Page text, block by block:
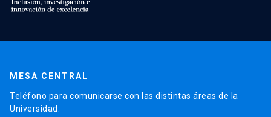
MESA CENTRAL
Teléfono para comunicarse con las distintas áreas de la
Universidad.